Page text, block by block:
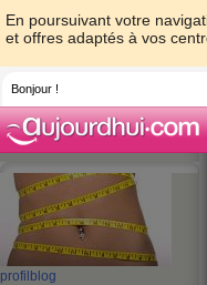
En poursuivant votre
et offres adaptés à vos
Bonjour !
profil blog